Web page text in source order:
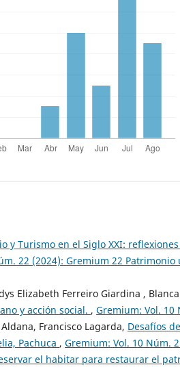
y Turismo en el Siglo XXI:
22 (2024): Gremium 22
Elizabeth Ferreiro Giardina ,
y acción social. , Gremium: Vol. 10
Francisco Lagarda, Desafíos
Pachuca , Gremium: Vol. 10 Núm.
el habitar para restaurar el